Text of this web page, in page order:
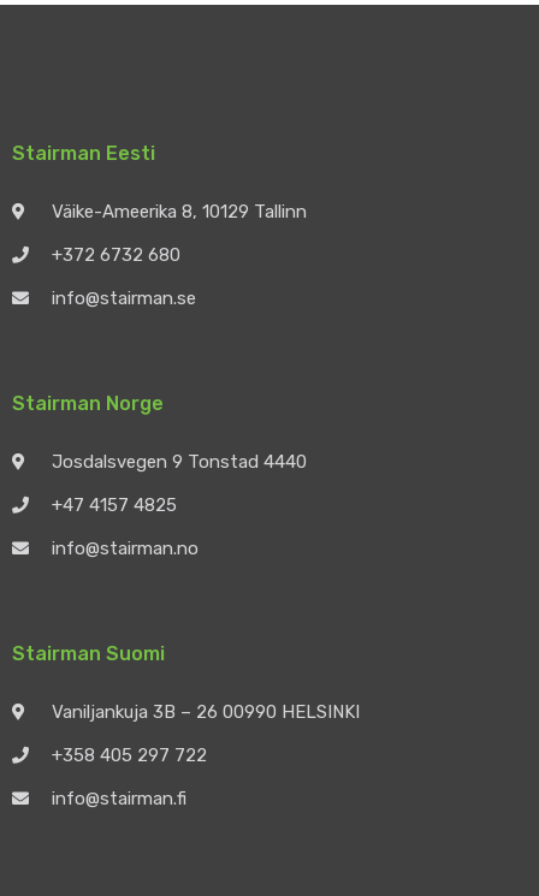
Stairman Eesti
Väike-Ameerika 8, 10129 Tallinn
+372 6732 680
info@stairman.se
Stairman Norge
Josdalsvegen 9 Tonstad 4440
+47 4157 4825
info@stairman.no
Stairman Suomi
Vaniljankuja 3B – 26 00990 HELSINKI
+358 405 297 722
info@stairman.fi